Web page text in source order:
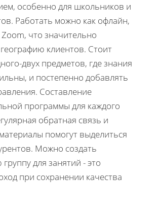
особенно для школьников и
Работать можно как офлайн,
Zoom, что значительно
клиентов. Стоит
двух предметов, где знания
и постепенно добавлять
Составление
программы для каждого
обратная связь и
помогут выделиться
Можно создать
для занятий - это
при сохранении качества